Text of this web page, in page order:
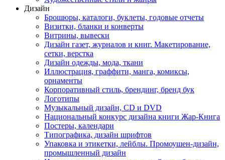
Дизайн
Брошюры, каталоги, буклеты, годовые отчеты
Визитки, бланки и конверты
Витрины, вывески
Дизайн газет, журналов и книг. Макетирование,
сетки, верстка
Дизайн одежды, мода, ткани
Иллюстрация, граффити, манга, комиксы,
орнаменты
Корпоративный стиль, брендинг, бренд бук
Логотипы
Музыкальный дизайн, СD и DVD
Национальный конкурс дизайна книги Жар-Книга
Постеры, календари
Типографика, дизайн шрифтов
Упаковка и этикетки, лейблы. Промоушен-дизайн,
промышленный дизайн